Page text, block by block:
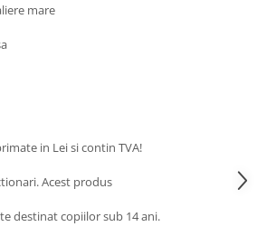
Masini
SI ANUL
mare
in Lei si contin TVA!
Acest produs
destinat copiilor sub 14 ani.